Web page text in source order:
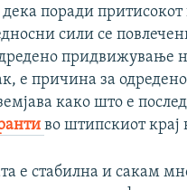
дека поради
сили се
придвижување
е причина за
како што е
во штипскиот крај
е стабилна и сакам